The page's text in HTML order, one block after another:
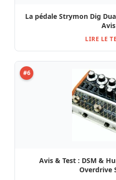
La pédale Strymon Dig
Avis
LIRE LE
#6
Avis & Test : DSM &
Overdrive